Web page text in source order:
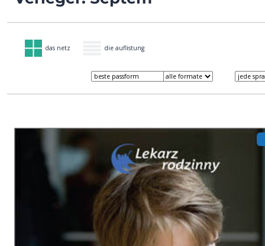
das netz die auflistung